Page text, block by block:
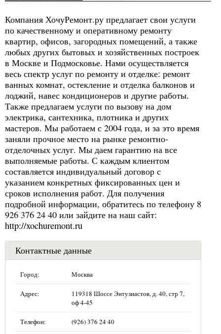
Компания ХочуРемонт.ру предлагает свои услуги
по качественному и оперативному ремонту
квартир, офисов, загородных помещений, а также
любых других бытовых и хозяйственных построек
в Москве и Подмосковье. Нами осуществляется
весь спектр услуг по ремонту и отделке: ремонт
ванных комнат, остекление и отделка балконов и
лоджий, навес кондиционеров и другие работы.
Также предлагаем услуги по вызову на дом
электрика, сантехника, плотника и других
мастеров. Мы работаем с 2004 года, и за это время
заняли прочное место на рынке ремонтно-
отделочных услуг. Мы даем гарантию на все
выполняемые работы. С каждым клиентом
составляется индивидуальный договор с
указанием конкретных фиксированных цен и
сроков исполнения работ. Для получения
подробной информации, обратитесь по телефону 8
926 376 24 40 или зайдите на наш сайт:
http://xochuremont.ru
Контактные данные
Город: Москва
Адрес:
119318 Шоссе Энтузиастов, д. 40, стр 7,
оф 4-45
Телефон: (926) 376 24 40